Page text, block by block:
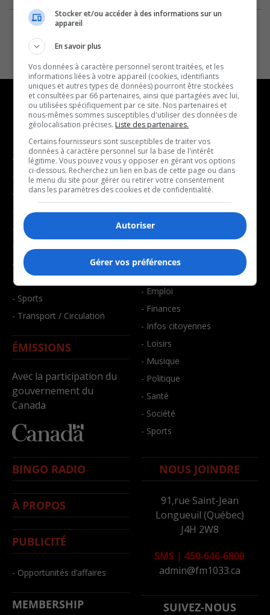
NOUVELLES
- Affaires municipales
- Communauté / Social
- Culture
- Économie
- Éducation
- Environnement
- Faits divers
- Santé et bien-être
- Sports
- Transport / Circulation
ÉMISSIONS
Avec la participation du
gouvernement du
Canada
MUSIQUE
- Décompte franco
- Joué récemment
BALADOS
- Affaires
- Art de vivre
- Bien-être
- Emploi
- Finances
- Infos citoyennes
- Loisirs
- Musique
- Politique
- Santé
- Société
- Sports
BINGO RADIO
À PROPOS
PUBLICITÉ
- Opportunités d’affaires
MEMBERSHIP
NOUS JOINDRE
91,rue Saint-Jean
Longueuil (Québec)
J4H 2W8
SMS | 450-646-6800
admin@fm1033.ca
SUIVEZ-NOUS
Stocker et/ou accéder à des informations sur un
appareil
En savoir plus
Vos données à caractère personnel seront traitées, et les
informations liées à votre appareil (cookies, identifiants
uniques et autres types de données) pourront être stockées
et consultées par 66 partenaires, ainsi que partagées avec lui,
ou utilisées spécifiquement par ce site. Nos partenaires et
nous-mêmes sommes susceptibles d'utiliser des données de
géolocalisation précises. Liste des partenaires.
Certains fournisseurs sont susceptibles de traiter vos
données à caractère personnel sur la base de l'intérêt
légitime. Vous pouvez vous y opposer en gérant vos options
ci-dessous. Recherchez un lien en bas de cette page ou dans
le menu du site pour gérer ou retirer votre consentement
dans les paramètres des cookies et de confidentialité.
Autoriser
Gérer vos préférences